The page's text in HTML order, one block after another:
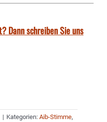
Dann schreiben Sie uns
| Kategorien: Aib-Stimme,